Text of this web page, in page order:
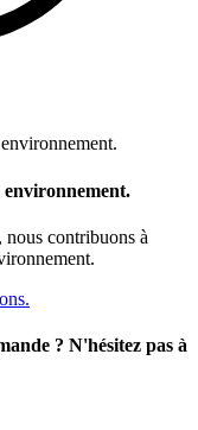
environnement.
nous contribuons à
? N'hésitez pas à